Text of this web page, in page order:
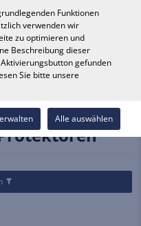
Funktionen
verwenden wir
zu optimieren und
Beschreibung dieser
gefunden
Sie bitte unsere
Alle auswählen